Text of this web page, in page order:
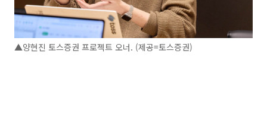
▲양현진 토스증권 프로젝트 오너. (제공=토스증권)